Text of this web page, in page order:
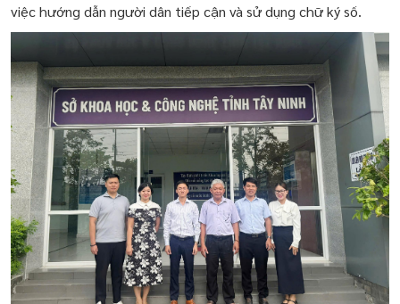
việc hướng dẫn người dân tiếp cận và sử dụng chữ ký số.